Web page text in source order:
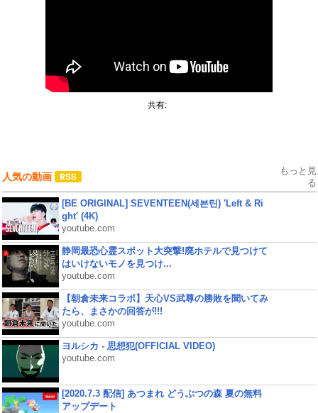
共有:
人気の動画
もっと見
る
[BE ORIGINAL] SEVENTEEN(세븐틴) 'Left & Ri
ght' (4K)
youtube.com
静岡最恐心霊スポット大突撃!廃ホテルで見つけて
はいけないモノを見つけ...
youtube.com
【朝倉未来コラボ】天心VS武尊の勝敗を聞いてみ
たら、まさかの回答が!!!
youtube.com
ヨルシカ - 思想犯(OFFICIAL VIDEO)
youtube.com
[2020.7.3 配信] あつまれ どうぶつの森 夏の無料
アップデート